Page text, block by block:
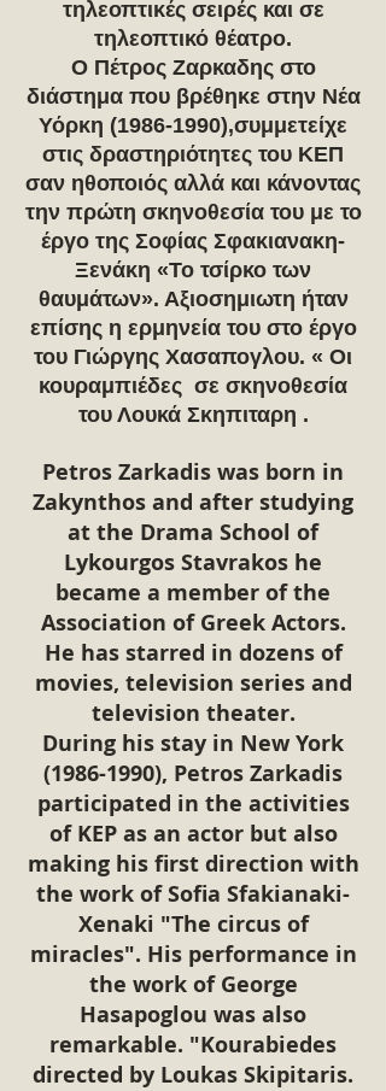
τηλεοπτικές σειρές και σε
τηλεοπτικό θέατρο.
Ο Πέτρος Ζαρκαδης στο
διάστημα που βρέθηκε στην Νέα
Υόρκη (1986-1990),συμμετείχε
στις δραστηριότητες του ΚΕΠ
σαν ηθοποιός αλλά και κάνοντας
την πρώτη σκηνοθεσία του με το
έργο της Σοφίας Σφακιανακη-
Ξενάκη «Το τσίρκο των
θαυμάτων». Αξιοσημιωτη ήταν
επίσης η ερμηνεία του στο έργο
του Γιώργης Χασαπογλου. « Οι
κουραμπιέδες σε σκηνοθεσία
του Λουκά Σκηπιταρη .
Petros Zarkadis was born in
Zakynthos and after studying
at the Drama School of
Lykourgos Stavrakos he
became a member of the
Association of Greek Actors.
He has starred in dozens of
movies, television series and
television theater.
During his stay in New York
(1986-1990), Petros Zarkadis
participated in the activities
of KEP as an actor but also
making his first direction with
the work of Sofia Sfakianaki-
Xenaki "The circus of
miracles". His performance in
the work of George
Hasapoglou was also
remarkable. "Kourabiedes
directed by Loukas Skipitaris.